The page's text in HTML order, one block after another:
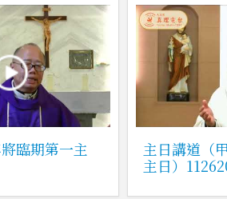
臨期第一主
主日講道（
主日）